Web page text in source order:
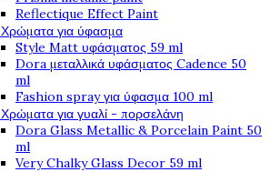
Reflectique Effect Paint
Χρώματα για ύφασμα
Style Matt υφάσματος 59 ml
Dora μεταλλικά υφάσματος Cadence 50
ml
Fashion spray για ύφασμα 100 ml
Χρώματα για γυαλί - πορσελάνη
Dora Glass Metallic & Porcelain Paint 50
ml
Very Chalky Glass Decor 59 ml